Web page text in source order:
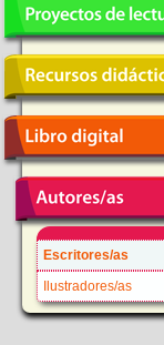
Escritores/as
Ilustradores/as